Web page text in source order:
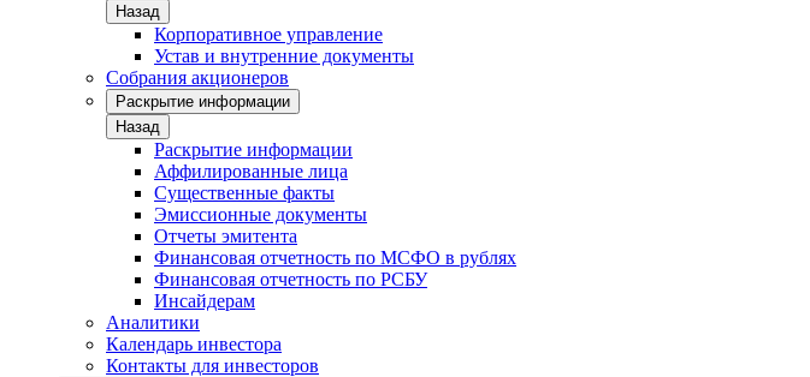
Назад
Корпоративное управление
Устав и внутренние документы
Собрания акционеров
Раскрытие информации
Назад
Раскрытие информации
Аффилированные лица
Существенные факты
Эмиссионные документы
Отчеты эмитента
Финансовая отчетность по МСФО в рублях
Финансовая отчетность по РСБУ
Инсайдерам
Аналитики
Календарь инвестора
Контакты для инвесторов